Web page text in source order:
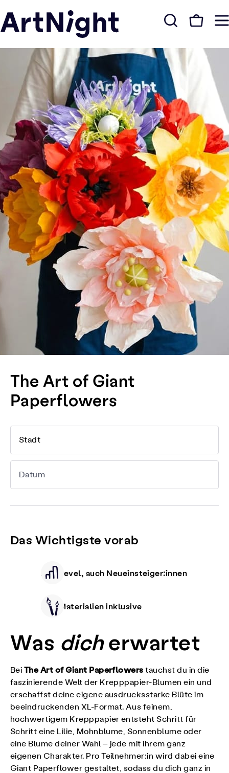
The Art of Giant
Paperflowers
Stadt
Datum
Das Wichtigste vorab
Alle Level, auch Neueinsteiger:innen
Alle Materialien inklusive
Was dicherwartet
Bei The Art of Giant Paperflowers tauchst du in die
faszinierende Welt der Krepppapier-Blumen ein und
erschaffst deine eigene ausdrucksstarke Blüte im
beeindruckenden XL-Format. Aus feinem,
hochwertigem Krepppapier entsteht Schritt für
Schritt eine Lilie, Mohnblume, Sonnenblume oder
eine Blume deiner Wahl – jede mit ihrem ganz
eigenen Charakter. Pro Teilnehmer:in wird dabei eine
Giant Paperflower gestaltet, sodass du dich ganz in